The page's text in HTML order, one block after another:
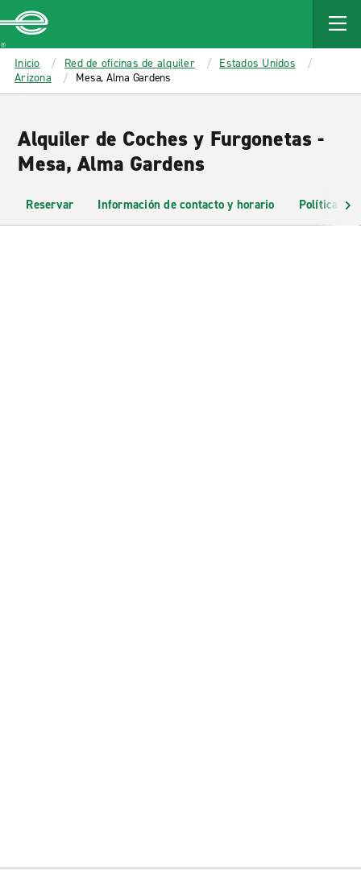
MAIN
CONTENT
Enterprise
Inicio Red de oficinas de alquiler
Estados Unidos
Arizona
Mesa, Alma Gardens
Alquiler de Coches y Furgonetas -
Mesa, Alma Gardens
Reservar Información de contacto y horario Políticas